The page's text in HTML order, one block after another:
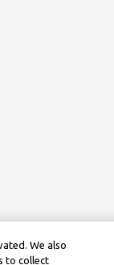
We also
to collect